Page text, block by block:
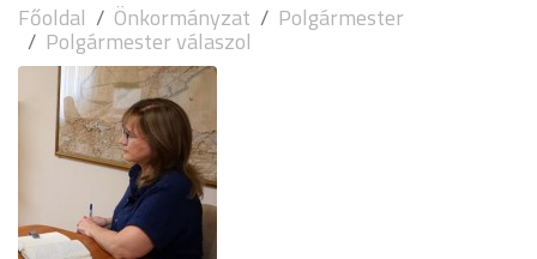
Főoldal Önkormányzat Polgármester
Polgármester válaszol